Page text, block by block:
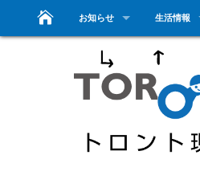
お知らせ 生活情報